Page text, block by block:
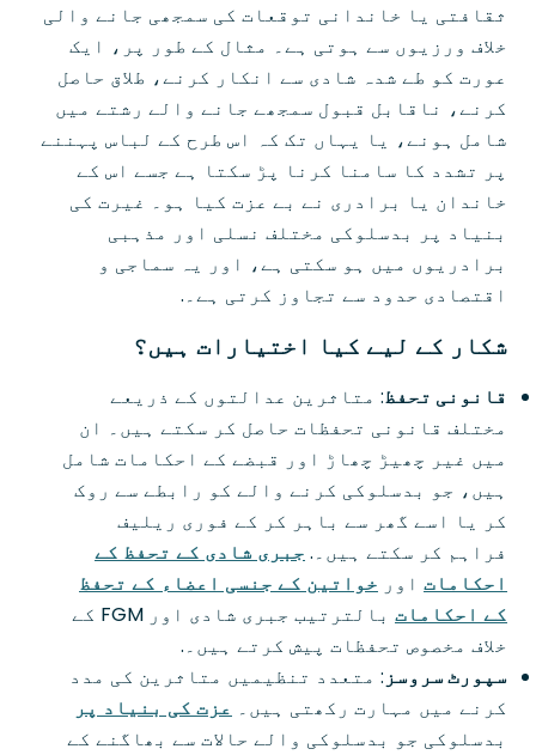
ثقافتی یا خاندانی توقعات کی سمجھی جانے والی
خلاف ورزیوں سے ہوتی ہے۔ مثال کے طور پر، ایک
عورت کو طے شدہ شادی سے انکار کرنے، طلاق حاصل
کرنے، ناقابل قبول سمجھے جانے والے رشتے میں
شامل ہونے، یا یہاں تک کہ اس طرح کے لباس پہننے
پر تشدد کا سامنا کرنا پڑ سکتا ہے جسے اس کے
خاندان یا برادری نے بے عزت کیا ہو۔ غیرت کی
بنیاد پر بدسلوکی مختلف نسلی اور مذہبی
برادریوں میں ہو سکتی ہے، اور یہ سماجی و
اقتصادی حدود سے تجاوز کرتی ہے۔.
شکار کے لیے کیا اختیارات ہیں؟
قانونی تحفظ: متاثرین عدالتوں کے ذریعے
مختلف قانونی تحفظات حاصل کر سکتے ہیں۔ ان
میں غیر چھیڑ چھاڑ اور قبضے کے احکامات شامل
ہیں، جو بدسلوکی کرنے والے کو رابطے سے روک
کر یا اسے گھر سے باہر کر کے فوری ریلیف
فراہم کر سکتے ہیں۔. جبری شادی کے تحفظ کے
احکامات اور خواتین کے جنسی اعضاء کے تحفظ
کے احکامات
بالترتیب جبری شادی اور FGM کے
خلاف مخصوص تحفظات پیش کرتے ہیں۔.
سپورٹ سروسز : متعدد تنظیمیں متاثرین کی مدد
کرنے میں مہارت رکھتی ہیں۔ عزت کی بنیاد پر
بدسلوکی جو بدسلوکی والے حالات سے بھاگنے کے